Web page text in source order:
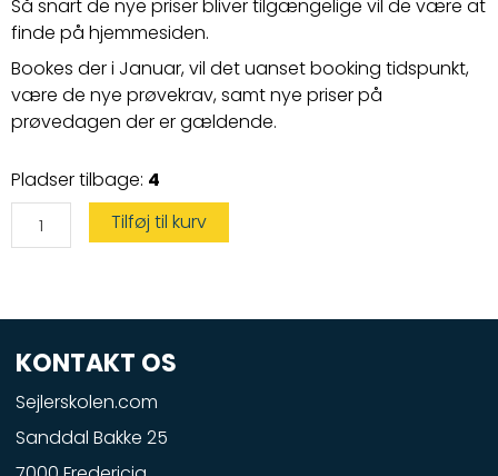
Så snart de nye priser bliver tilgængelige vil de være at
finde på hjemmesiden.
Bookes der i Januar, vil det uanset booking tidspunkt,
være de nye prøvekrav, samt nye priser på
prøvedagen der er gældende.
Pladser tilbage: 4
Speedbådskørekort
antal
Tilføj til kurv
KONTAKT OS
Sejlerskolen.com
Sanddal Bakke 25